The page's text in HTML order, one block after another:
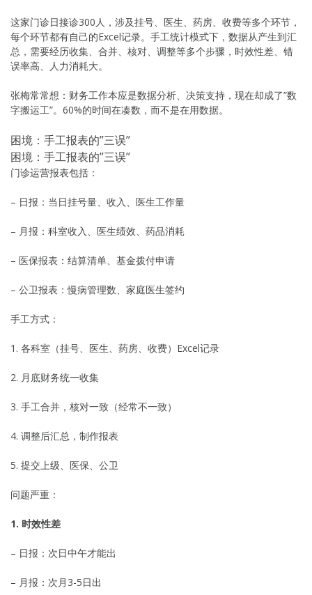
这家门诊日接诊300人，涉及挂号、医生、药房、收费等多个环节，
每个环节都有自己的Excel记录。手工统计模式下，数据从产生到汇
总，需要经历收集、合并、核对、调整等多个步骤，时效性差、错
误率高、人力消耗大。
张梅常常想：财务工作本应是数据分析、决策支持，现在却成了”数
字搬运工”。60%的时间在凑数，而不是在用数据。
困境：手工报表的”三误”
困境：手工报表的”三误”
门诊运营报表包括：
– 日报：当日挂号量、收入、医生工作量
– 月报：科室收入、医生绩效、药品消耗
– 医保报表：结算清单、基金拨付申请
– 公卫报表：慢病管理数、家庭医生签约
手工方式：
1. 各科室（挂号、医生、药房、收费）Excel记录
2. 月底财务统一收集
3. 手工合并，核对一致（经常不一致）
4. 调整后汇总，制作报表
5. 提交上级、医保、公卫
问题严重：
1. 时效性差
– 日报：次日中午才能出
– 月报：次月3-5日出